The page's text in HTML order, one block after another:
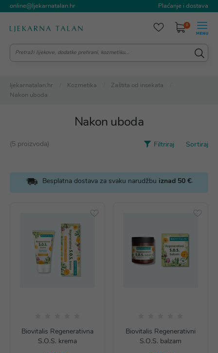
online@ljekarnatalan.hr Plaćanje i dostava
0
ljekarnatalan.hr Kozmetika
Zaštita od insekata
Nakon uboda
Nakon uboda
(5 proizvoda) Filtriraj Sortiraj
Besplatna dostava za svaku narudžbu iznad 50 €.
Biovitalis Regenerativna
S.O.S. krema
Biovitalis Regenerativni
S.O.S. balzam